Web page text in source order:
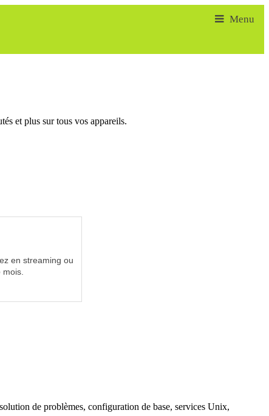
et plus sur tous vos appareils.
en streaming ou
de problèmes, configuration de base, services Unix,